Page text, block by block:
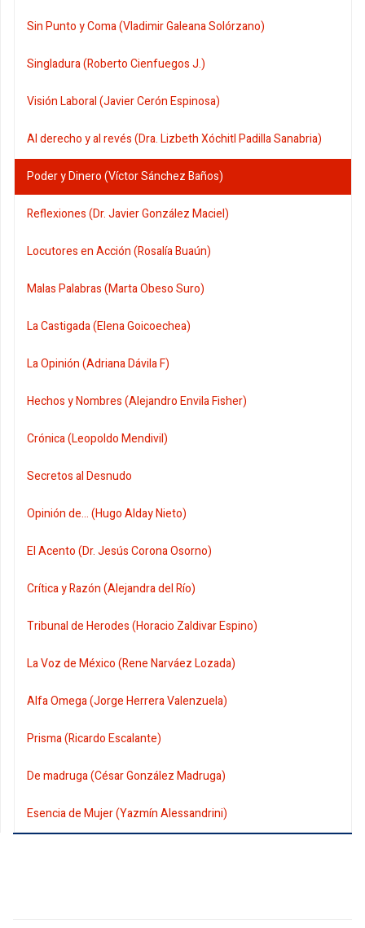
Sin Punto y Coma (Vladimir Galeana Solórzano)
Singladura (Roberto Cienfuegos J.)
Visión Laboral (Javier Cerón Espinosa)
Al derecho y al revés (Dra. Lizbeth Xóchitl Padilla Sanabria)
Poder y Dinero (Víctor Sánchez Baños)
Reflexiones (Dr. Javier González Maciel)
Locutores en Acción (Rosalía Buaún)
Malas Palabras (Marta Obeso Suro)
La Castigada (Elena Goicoechea)
La Opinión (Adriana Dávila F)
Hechos y Nombres (Alejandro Envila Fisher)
Crónica (Leopoldo Mendivil)
Secretos al Desnudo
Opinión de... (Hugo Alday Nieto)
El Acento (Dr. Jesús Corona Osorno)
Crítica y Razón (Alejandra del Río)
Tribunal de Herodes (Horacio Zaldivar Espino)
La Voz de México (Rene Narváez Lozada)
Alfa Omega (Jorge Herrera Valenzuela)
Prisma (Ricardo Escalante)
De madruga (César González Madruga)
Esencia de Mujer (Yazmín Alessandrini)